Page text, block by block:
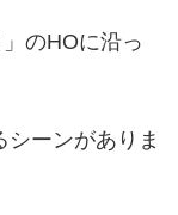
のHOに沿っ
ーンがありま